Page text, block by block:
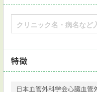
特徴
日本血管外科学会心臓血管